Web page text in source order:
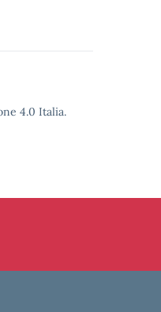
4.0 Italia.